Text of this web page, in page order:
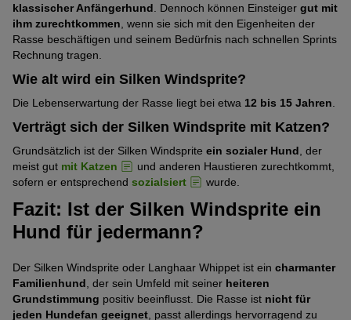
klassischer Anfängerhund . Dennoch können Einsteiger gut mit
ihm zurechtkommen , wenn sie sich mit den Eigenheiten der
Rasse beschäftigen und seinem Bedürfnis nach schnellen Sprints
Rechnung tragen.
Wie alt wird ein Silken Windsprite?
Die Lebenserwartung der Rasse liegt bei etwa 12 bis 15 Jahren
Verträgt sich der Silken Windsprite mit Katzen?
Grundsätzlich ist der Silken Windsprite ein sozialer Hund , der
meist gut mit Katzen
und anderen Haustieren zurechtkommt,
sofern er entsprechend sozialsiert wurde.
Fazit: Ist der Silken Windsprite ein
Hund für jedermann?
Der Silken Windsprite oder Langhaar Whippet ist ein charmanter
Familienhund, der sein Umfeld mit seiner heiteren
Grundstimmung positiv beeinflusst. Die Rasse ist nicht für
jeden Hundefan geeignet, passt allerdings hervorragend zu